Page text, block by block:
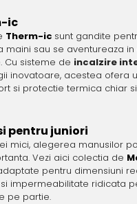
ic
Therm-ic sunt gandite
maini sau se aventureaza
Cu sisteme de incalzire
inovatoare, acestea ofera
si protectie termica chiar
pentru juniori
mici, alegerea manusilor
Vezi aici colectia de
pentru dimensiuni
impermeabilitate ridicata
pe partie.